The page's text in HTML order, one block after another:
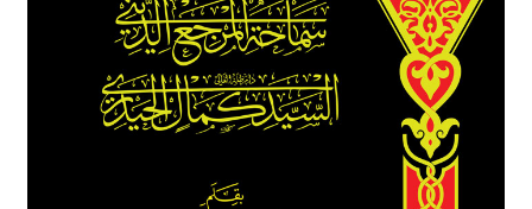
تماس با ما
ثبت شکایات
حساب کاربری من